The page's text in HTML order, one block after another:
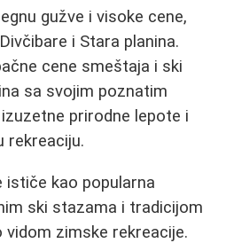
gužve i visoke cene,
i Stara planina.
cene smeštaja i ski
sa svojim poznatim
prirodne lepote i
rekreaciju.
ističe kao popularna
ski stazama i tradicijom
zimske rekreacije.